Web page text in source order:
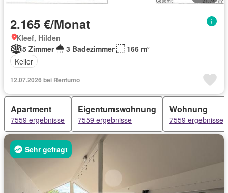
2.165 €/Monat
Kleef, Hilden
5 Zimmer
3 Badezimmer
166 m²
Keller
12.07.2026 bei Rentumo
Apartment
7559 ergebnisse
Eigentumswohnung
7559 ergebnisse
Wohnung
7559 ergebnisse
Sehr gefragt